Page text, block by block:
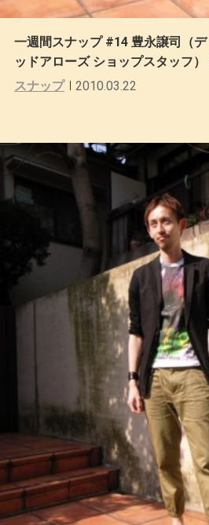
一週間スナップ #14 豊永譲司（
ッドアローズ ショップスタッフ
スナップ
2010.03.22